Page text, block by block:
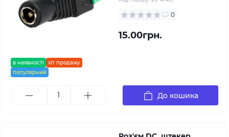
в наявності
хіт продажу
популярний
0
15.00грн.
До кошика